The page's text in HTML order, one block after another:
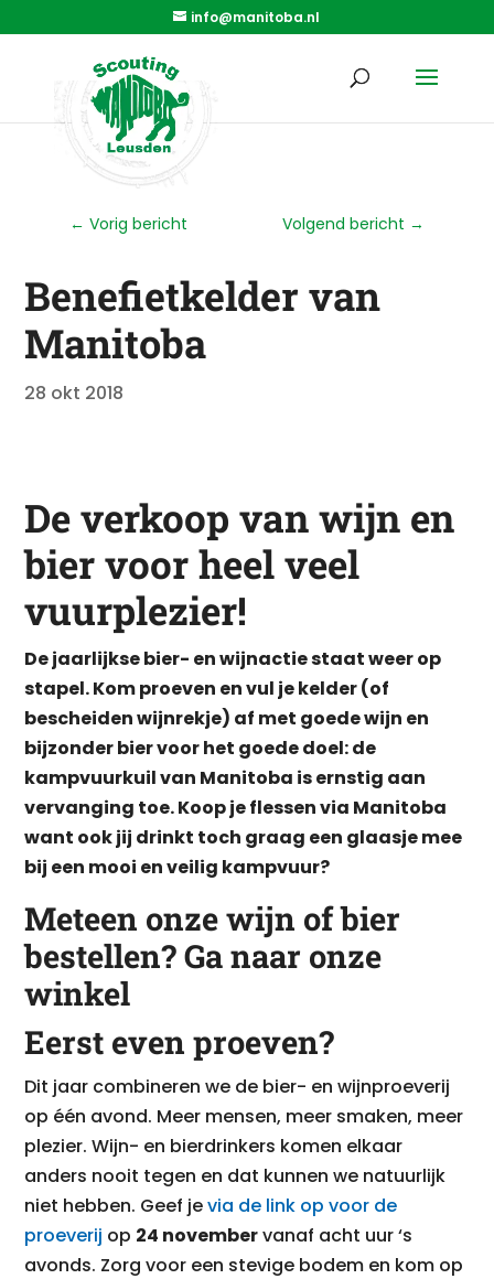
info@manitoba.nl
← Vorig bericht Volgend bericht →
Benefietkelder van
Manitoba
28 okt 2018
De verkoop van wijn en
bier voor heel veel
vuurplezier!
De jaarlijkse bier- en wijnactie staat weer op
stapel. Kom proeven en vul je kelder (of
bescheiden wijnrekje) af met goede wijn en
bijzonder bier voor het goede doel: de
kampvuurkuil van Manitoba is ernstig aan
vervanging toe. Koop je flessen via Manitoba
want ook jij drinkt toch graag een glaasje mee
bij een mooi en veilig kampvuur?
Meteen onze wijn of bier
bestellen? Ga naar onze
winkel
Eerst even proeven?
Dit jaar combineren we de bier- en wijnproeverij
op één avond. Meer mensen, meer smaken, meer
plezier. Wijn- en bierdrinkers komen elkaar
anders nooit tegen en dat kunnen we natuurlijk
niet hebben. Geef jevia de link op voor de
proeverij op 24 novembervanaf acht uur ‘s
avonds. Zorg voor een stevige bodem en kom op